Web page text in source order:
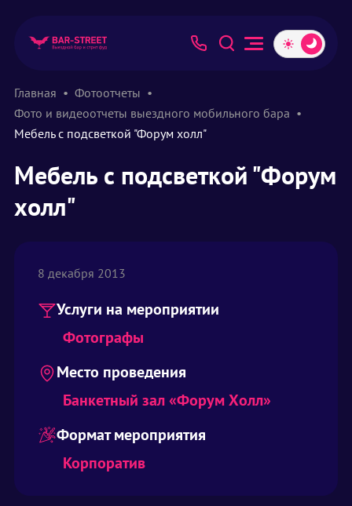
Главная
Фотоотчеты
Фото и видеоотчеты выездного мобильного бара
Мебель с подсветкой "Форум холл"
Мебель с подсветкой "Форум
холл"
8 декабря 2013
Услуги на мероприятии
Фотографы
Место проведения
Банкетный зал «Форум Холл»
Формат мероприятия
Корпоратив